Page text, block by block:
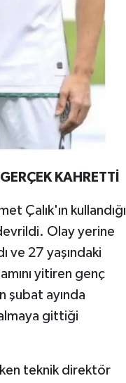
KAHRETTİ
Çalık'ın kullandığı
Olay yerine
ve 27 yaşındaki
yitiren genç
şubat ayında
gittiği
teknik direktör